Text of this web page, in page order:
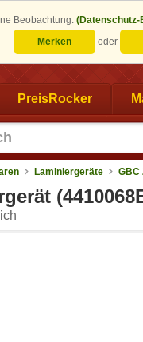
Beobachtung.
Merken
oder
PreisRocker
Laminiergeräte GBC